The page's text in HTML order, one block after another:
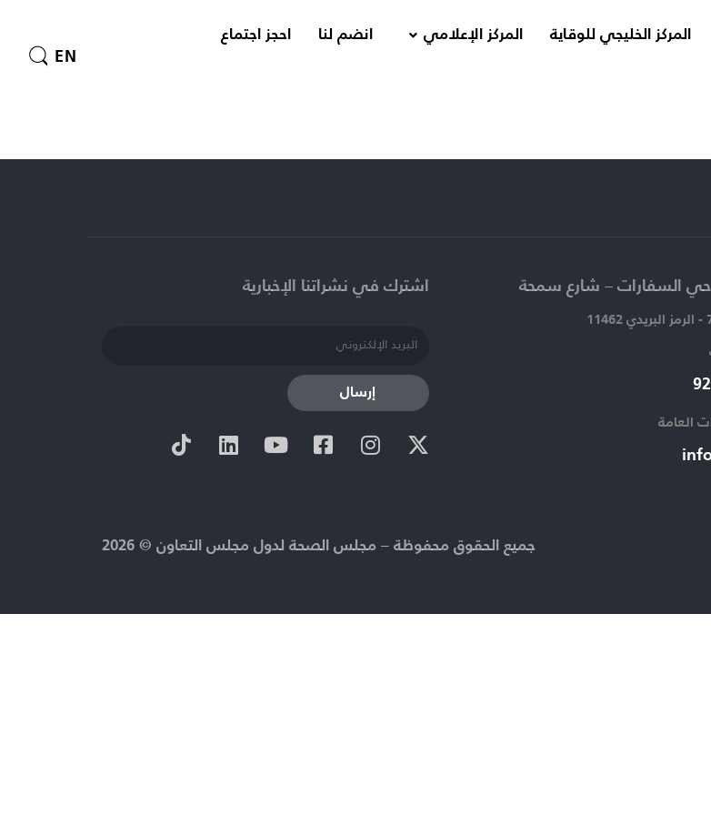
EN
احجز اجتماع انضم لنا المركز الإعلامي المركز الخليجي للوقاية
اشترك في نشراتنا الإخبارية​
إرسال
حي السفارات – شارع سمحة​
العامة
جميع الحقوق محفوظة – مجلس الصحة لدول مجلس التعاون © 2026